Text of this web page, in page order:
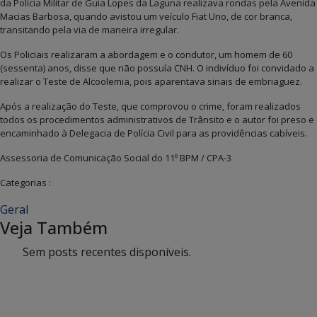
da Polícia Militar de Guia Lopes da Laguna realizava rondas pela Avenida
Macias Barbosa, quando avistou um veículo Fiat Uno, de cor branca,
transitando pela via de maneira irregular.
Os Policiais realizaram a abordagem e o condutor, um homem de 60
(sessenta) anos, disse que não possuía CNH. O indivíduo foi convidado a
realizar o Teste de Alcoolemia, pois aparentava sinais de embriaguez.
Após a realização do Teste, que comprovou o crime, foram realizados
todos os procedimentos administrativos de Trânsito e o autor foi preso e
encaminhado à Delegacia de Polícia Civil para as providências cabíveis.
Assessoria de Comunicação Social do 11º BPM / CPA-3
Categorias :
Geral
Veja Também
Sem posts recentes disponíveis.